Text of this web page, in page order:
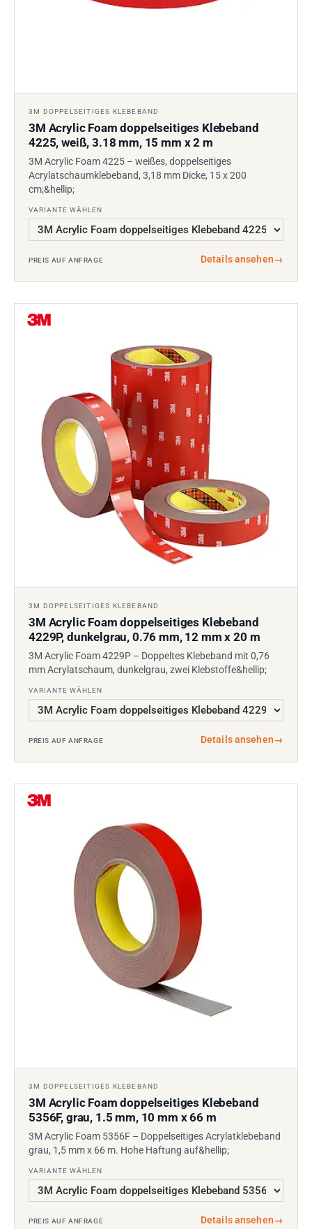
3M DOPPELSEITIGES KLEBEBAND
3M Acrylic Foam doppelseitiges Klebeband
4225, weiß, 3.18 mm, 15 mm x 2 m
3M Acrylic Foam 4225 – weißes, doppelseitiges
Acrylatschaumklebeband, 3,18 mm Dicke, 15 x 200
cm;&hellip;
VARIANTE WÄHLEN
PREIS AUF ANFRAGE Details ansehen→
3M DOPPELSEITIGES KLEBEBAND
3M Acrylic Foam doppelseitiges Klebeband
4229P, dunkelgrau, 0.76 mm, 12 mm x 20 m
3M Acrylic Foam 4229P – Doppeltes Klebeband mit 0,76
mm Acrylatschaum, dunkelgrau, zwei Klebstoffe&hellip;
VARIANTE WÄHLEN
PREIS AUF ANFRAGE Details ansehen→
3M DOPPELSEITIGES KLEBEBAND
3M Acrylic Foam doppelseitiges Klebeband
5356F, grau, 1.5 mm, 10 mm x 66 m
3M Acrylic Foam 5356F – Doppelseitiges Acrylatklebeband
grau, 1,5 mm x 66 m. Hohe Haftung auf&hellip;
VARIANTE WÄHLEN
PREIS AUF ANFRAGE Details ansehen→